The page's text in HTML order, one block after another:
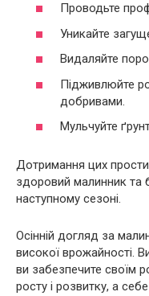
Проводьте
Уникайте
Видаляйте
Підживлюйте
добривами.
Мульчуйте
Дотримання цих
здоровий малинник та
наступному сезоні.
Осінній догляд за
високої врожайності.
ви забезпечите своїм
росту і розвитку, а